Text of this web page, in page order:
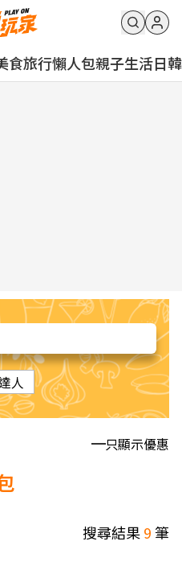
食旅行懶人包親子生活日韓
人
只顯示優惠
搜尋結果9筆